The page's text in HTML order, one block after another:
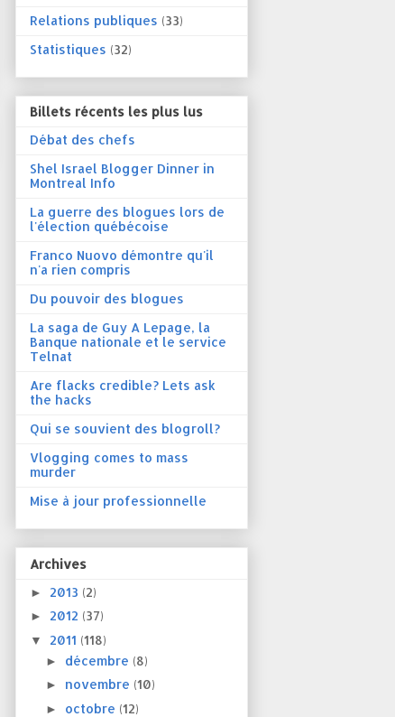
Relations publiques (33)
Statistiques (32)
Billets récents les plus lus
Débat des chefs
Shel Israel Blogger Dinner in
Montreal Info
La guerre des blogues lors de
l'élection québécoise
Franco Nuovo démontre qu'il
n'a rien compris
Du pouvoir des blogues
La saga de Guy A Lepage, la
Banque nationale et le service
Telnat
Are flacks credible? Lets ask
the hacks
Qui se souvient des blogroll?
Vlogging comes to mass
murder
Mise à jour professionnelle
Archives
► 2013 (2)
► 2012 (37)
▼ 2011 (118)
► décembre (8)
► novembre (10)
► octobre (12)